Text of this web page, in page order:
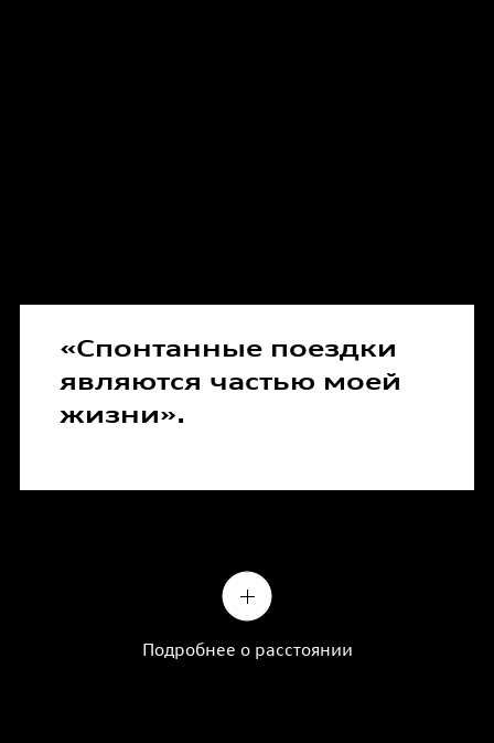
«Спонтанные поездки
являются частью моей
жизни».
Подробнее о расстоянии